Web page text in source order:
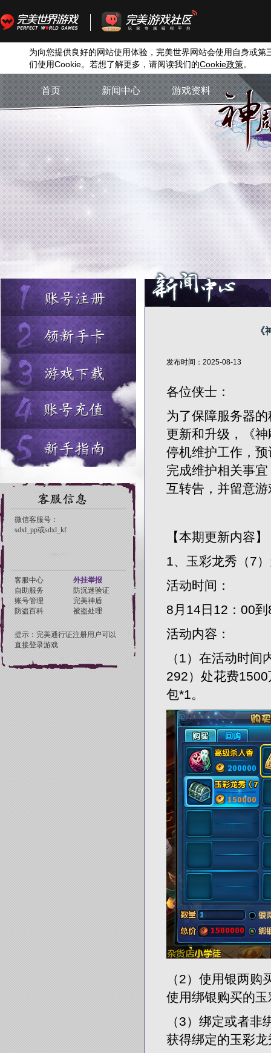
为向您提供良好的网站使用体验，完美世界网站会使用自身或第
们使用Cookie。若想了解更多，请阅读我们的Cookie政策。
首页 新闻中心 游戏资料
发布时间：2025-08-13
各位侠士：
为了保障服务器
更新和升级，《
停机维护工作，
完成维护相关事
互转告，并留意
【本期更新内容】
1、玉彩龙秀（7
活动时间：
8月14日12：00
活动内容：
（1）在活动时
292）处花费
包*1。
（2）使用银两
使用绑银购买的
（3）绑定或者
获得绑定的玉彩